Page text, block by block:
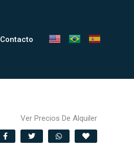
Contacto
Ver Precios De Alquiler